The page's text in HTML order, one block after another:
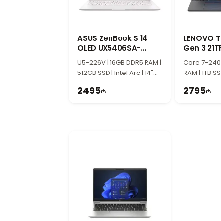
ASUS ZenBook S 14
OLED UX5406SA-
PV037W 90NB14F2-
M007Z0
U5-226V | 16GB DDR5 RAM |
512GB SSD | Intel Arc | 14"
2495
LENOVO
Gen 3
Core 7-
RAM | 1TB
2795